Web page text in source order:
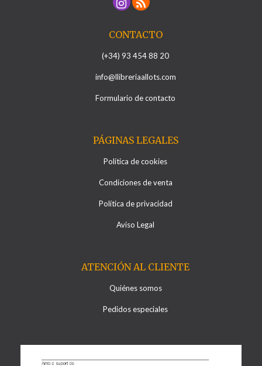
CONTACTO
(+34) 93 454 88 20
info@llibreriaallots.com
Formulario de contacto
PÁGINAS LEGALES
Política de cookies
Condiciones de venta
Política de privacidad
Aviso Legal
ATENCIÓN AL CLIENTE
Quiénes somos
Pedidos especiales